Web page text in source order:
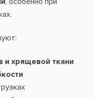
и хрящевой ткани